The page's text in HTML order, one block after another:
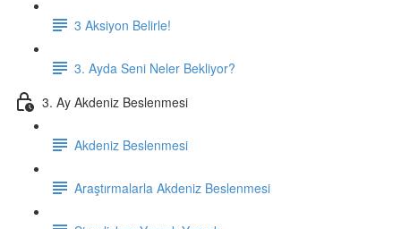
3 Aksiyon Belirle!
3. Ayda Seni Neler Bekliyor?
3. Ay Akdeniz Beslenmesi
Akdeniz Beslenmesi
Araştırmalarla Akdeniz Beslenmesi